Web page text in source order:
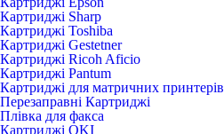
Картриджі Sharp
Картриджі Toshiba
Картриджі Gestetner
Картриджі Ricoh Aficio
Картриджі Pantum
Картриджі для матричних принтерів
Перезаправні Картриджі
Плівка для факса
Картриджі OKI